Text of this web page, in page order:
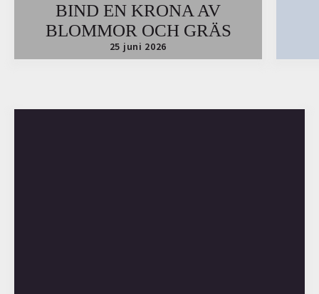
BIND EN KRONA AV
BLOMMOR OCH GRÄS
25 juni 2026